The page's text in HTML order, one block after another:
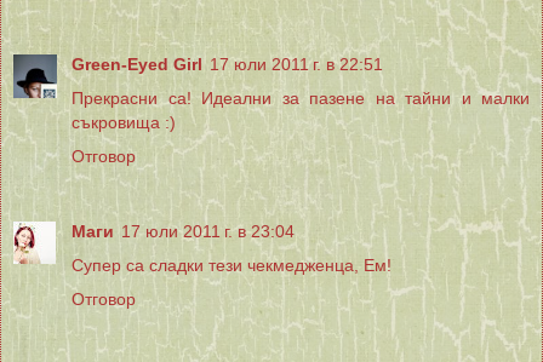
Green-Eyed Girl 17 юли 2011 г. в 22:51
Прекрасни са! Идеални за пазене на тайни и малки
съкровища :)
Отговор
Маги 17 юли 2011 г. в 23:04
Супер са сладки тези чекмедженца, Ем!
Отговор